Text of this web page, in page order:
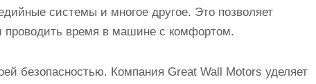
системы и многое другое. Это позволяет
проводить время в машине с комфортом.
безопасностью. Компания Great Wall Motors уделяет